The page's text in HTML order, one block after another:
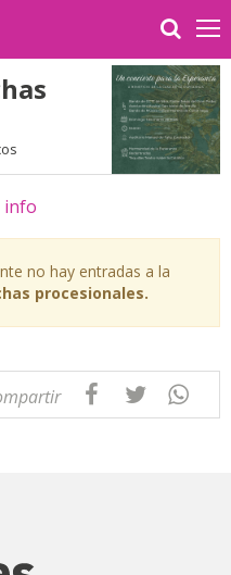
info
no hay entradas a la
procesionales.